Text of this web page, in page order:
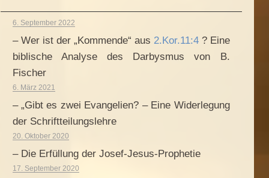
6. September 2022
– Wer ist der „Kommende“ aus 2.Kor.11:4? Eine
biblische Analyse des Darbysmus von B.
Fischer
6. März 2021
– „Gibt es zwei Evangelien? – Eine Widerlegung
der Schriftteilungslehre
20. Oktober 2020
– Die Erfüllung der Josef-Jesus-Prophetie
17. September 2020